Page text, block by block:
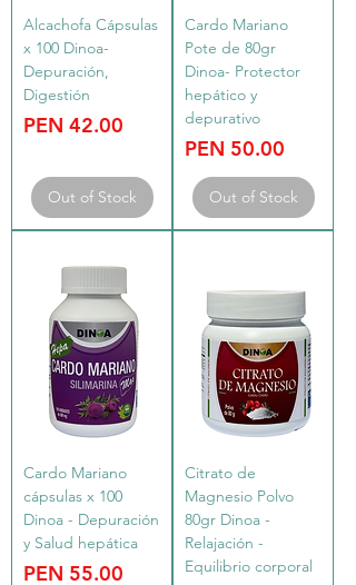
Alcachofa Cápsulas
x 100 Dinoa-
Depuración,
Digestión
Price
PEN 42.00
Out of Stock
Cardo Mariano
Pote de 80gr
Dinoa- Protector
hepático y
depurativo
Price
PEN 50.00
Out of Stock
Cardo Mariano
cápsulas x 100
Dinoa - Depuración
y Salud hepática
Price
PEN 55.00
Citrato de
Magnesio Polvo
80gr Dinoa -
Relajación -
Equilibrio corporal